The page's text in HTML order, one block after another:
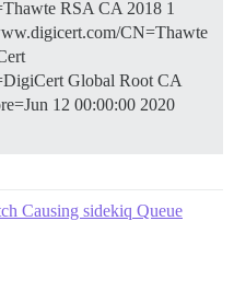
RSA CA 2018 1
CN=Thawte
Global Root CA
12 00:00:00 2020
Causing sidekiq Queue